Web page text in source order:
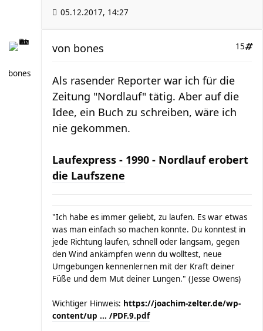
05.12.2017, 14:27
bones
15
von bones
Als rasender Reporter war ich für die
Zeitung "Nordlauf" tätig. Aber auf die
Idee, ein Buch zu schreiben, wäre ich
nie gekommen.
Laufexpress - 1990 - Nordlauf erobert
die Laufszene
"Ich habe es immer geliebt, zu laufen. Es war etwas
was man einfach so machen konnte. Du konntest in
jede Richtung laufen, schnell oder langsam, gegen
den Wind ankämpfen wenn du wolltest, neue
Umgebungen kennenlernen mit der Kraft deiner
Füße und dem Mut deiner Lungen." (Jesse Owens)
Wichtiger Hinweis: https://joachim-zelter.de/wp-
content/up ... /PDF.9.pdf